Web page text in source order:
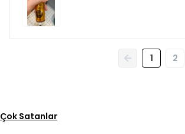
1 2
Çok Satanlar